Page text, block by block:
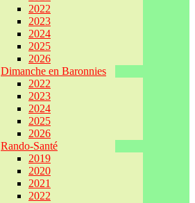
2022
2023
2024
2025
2026
Dimanche en Baronnies
2022
2023
2024
2025
2026
Rando-Santé
2019
2020
2021
2022